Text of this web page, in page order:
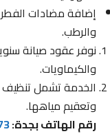
إضافة مضادات
والرطب.
نوفر عقود صيانة سنوية
والكيماويات.
الخدمة تشمل تنظيف
وتعقيم مياهها.
رقم الهاتف بجدة: